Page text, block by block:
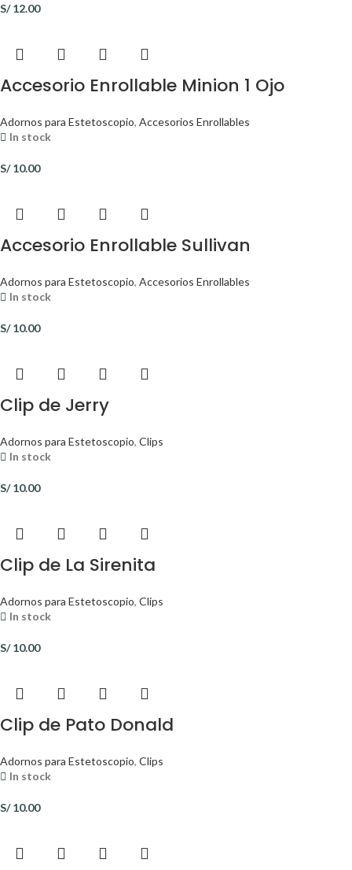
S/12.00
Accesorio Enrollable Minion 1 Ojo
Adornos para Estetoscopio, Accesorios Enrollables
In stock
S/10.00
Accesorio Enrollable Sullivan
Adornos para Estetoscopio, Accesorios Enrollables
In stock
S/10.00
Clip de Jerry
Adornos para Estetoscopio, Clips
In stock
S/10.00
Clip de La Sirenita
Adornos para Estetoscopio, Clips
In stock
S/10.00
Clip de Pato Donald
Adornos para Estetoscopio, Clips
In stock
S/10.00